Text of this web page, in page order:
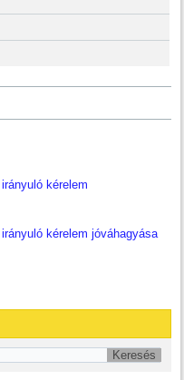
kérelem
kérelem jóváhagyása